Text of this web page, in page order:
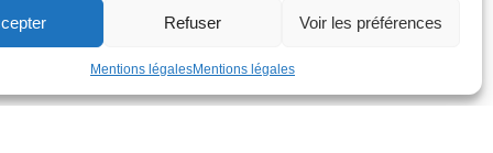
Refuser Voir les préférences
Mentions légalesMentions légales